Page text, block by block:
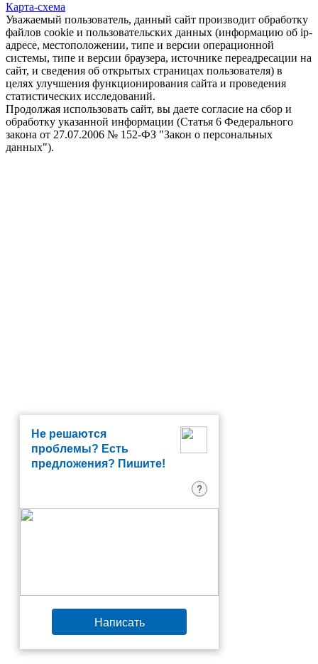
Карта-схема
Уважаемый пользователь, данный сайт производит обработку
файлов cookie и пользовательских данных (информацию об ip-
адресе, местоположении, типе и версии операционной
системы, типе и версии браузера, источнике переадресации на
сайт, и сведения об открытых страницах пользователя) в
целях улучшения функционирования сайта и проведения
статистических исследований.
Продолжая использовать сайт, вы даете согласие на сбор и
обработку указанной информации (Статья 6 Федерального
закона от 27.07.2006 № 152-ФЗ "Закон о персональных
данных").
Не решаются
проблемы? Есть
предложения? Пишите!
?
Написать